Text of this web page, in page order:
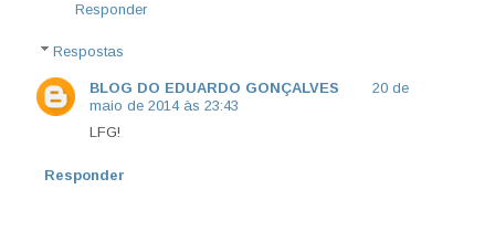
Responder
Respostas
BLOG DO EDUARDO GONÇALVES
20 de
maio de 2014 às 23:43
LFG!
Responder